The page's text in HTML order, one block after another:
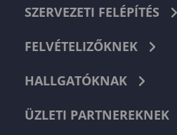
SZERVEZETI FELÉPÍTÉS
FELVÉTELIZŐKNEK
HALLGATÓKNAK
ÜZLETI PARTNEREKNEK